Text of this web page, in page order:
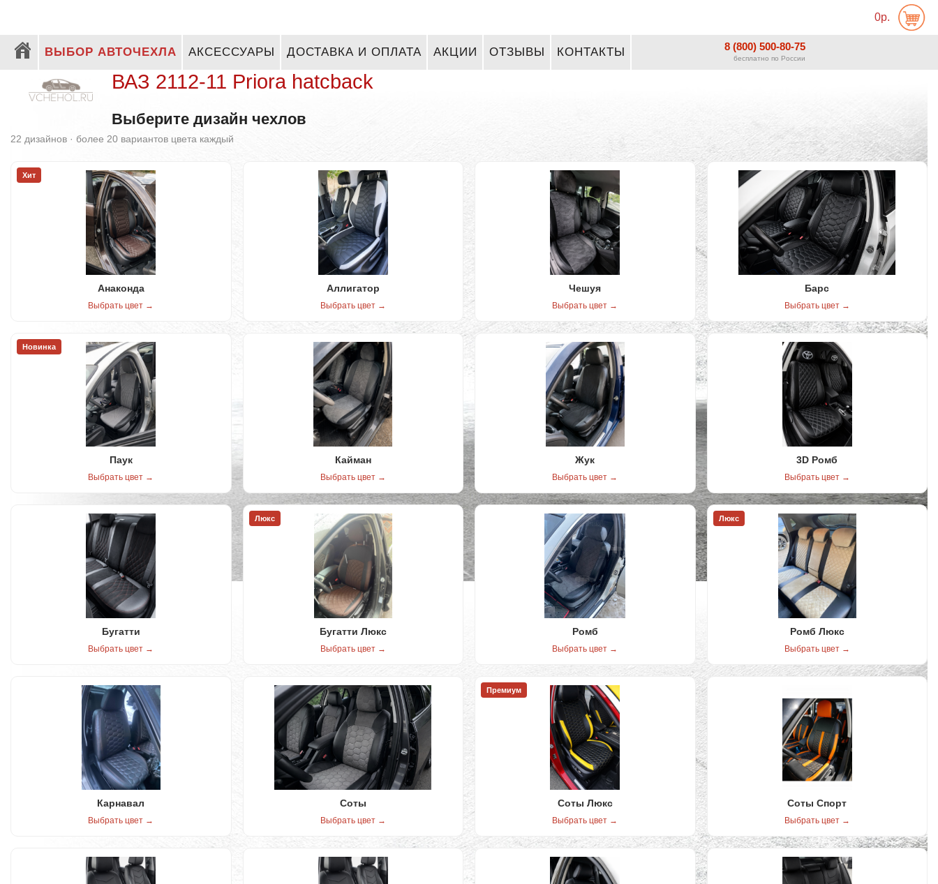
0р.
ВЫБОР АВТОЧЕХЛА АКСЕССУАРЫ ДОСТАВКА И ОПЛАТА АКЦИИ ОТЗЫВЫ КОНТАКТЫ 8 (800) 500-80-75
бесплатно по России
ВАЗ 2112-11 Priora hatcback
Выберите дизайн чехлов
22 дизайнов · более 20 вариантов цвета каждый
Хит
Анаконда
Выбрать цвет →
Аллигатор
Выбрать цвет →
Чешуя
Выбрать цвет →
Барс
Выбрать цвет →
Новинка
Паук
Выбрать цвет →
Кайман
Выбрать цвет →
Жук
Выбрать цвет →
3D Ромб
Выбрать цвет →
Бугатти
Выбрать цвет →
Люкс
Бугатти Люкс
Выбрать цвет →
Ромб
Выбрать цвет →
Люкс
Ромб Люкс
Выбрать цвет →
Карнавал
Выбрать цвет →
Соты
Выбрать цвет →
Премиум
Соты Люкс
Выбрать цвет →
Соты Спорт
Выбрать цвет →